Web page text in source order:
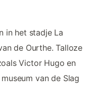
in het stadje La
de Ourthe. Talloze
Victor Hugo en
van de Slag